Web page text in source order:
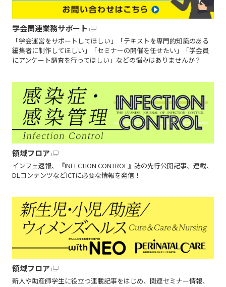
学会関連業務サポート
「学会運営をサポートしてほしい」「テキストを専門的知識のある
編集者に制作してほしい」「セミナーの開催を任せたい」「学会員
にアンケート調査を行ってほしい」などの悩みはありませんか？
領域フロア
インフェ速報、『INFECTION CONTROL』誌の先行公開記事、連載、
DLコンテンツなどICTに必要な情報を発信！
領域フロア
新人や助産師学生に役立つ連載記事をはじめ、関連セミナー情報、